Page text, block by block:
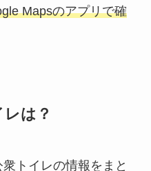
Mapsのアプリで確
は？
トイレの情報をまと